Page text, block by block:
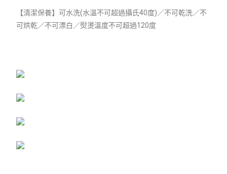
【清潔保養】可水洗(水溫不可超過攝氏40度)／不可乾洗／不
可烘乾／不可漂白／熨燙溫度不可超過120度